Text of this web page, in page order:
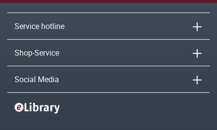
Service hotline
Shop-Service
Social Media